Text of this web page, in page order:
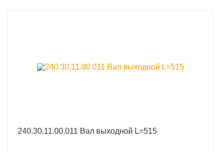
240.30.11.00.011 Вал выходной L=515